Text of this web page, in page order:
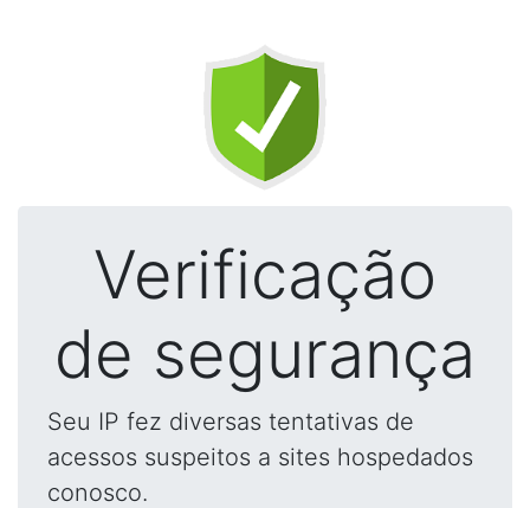
Verificação
de segurança
Seu IP fez diversas tentativas de
acessos suspeitos a sites hospedados
conosco.